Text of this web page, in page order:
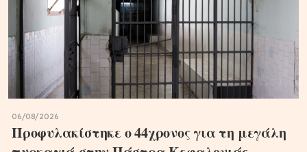
06/08/2026
Προφυλακίστηκε ο 44χρονος για τη μεγάλη